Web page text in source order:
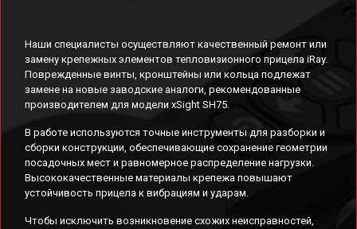
Наши специалисты осуществляют качественный ремонт или
замену крепежных элементов тепловизионного прицела iRay.
Поврежденные винты, кронштейны или кольца подлежат
замене на новые заводские аналоги, рекомендованные
производителем для модели xSight SH75.
В работе используются точные инструменты для разборки и
сборки конструкции, обеспечивающие сохранение геометрии
посадочных мест и равномерное распределение нагрузки.
Высококачественные материалы крепежа повышают
устойчивость прицела к вибрациям и ударам.
Чтобы исключить возникновение схожих неисправностей,